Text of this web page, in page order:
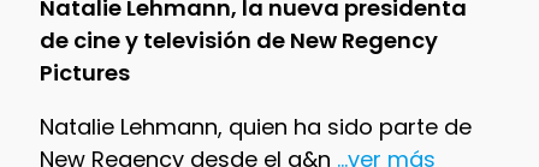
Natalie Lehmann, la nueva presidenta
de cine y televisión de New Regency
Pictures
Natalie Lehmann, quien ha sido parte de
New Regency desde el a&n ...ver más